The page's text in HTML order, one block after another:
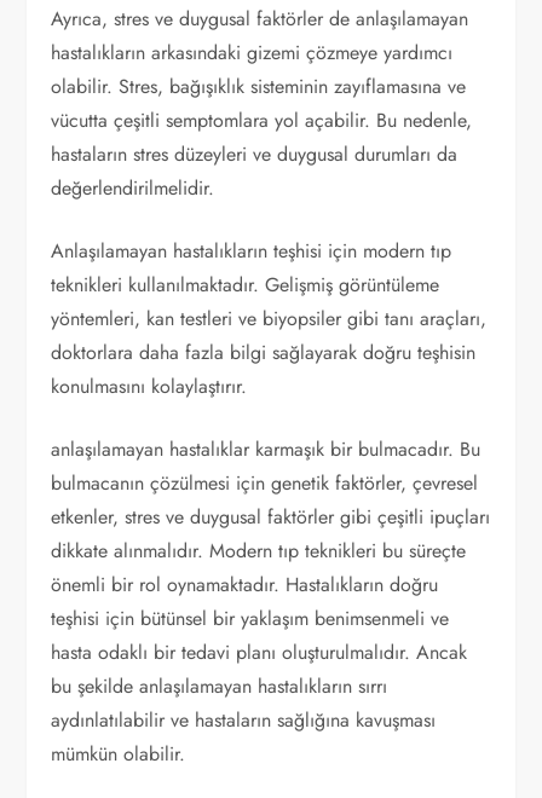
Ayrıca, stres ve duygusal faktörler de anlaşılamayan
hastalıkların arkasındaki gizemi çözmeye yardımcı
olabilir. Stres, bağışıklık sisteminin zayıflamasına ve
vücutta çeşitli semptomlara yol açabilir. Bu nedenle,
hastaların stres düzeyleri ve duygusal durumları da
değerlendirilmelidir.
Anlaşılamayan hastalıkların teşhisi için modern tıp
teknikleri kullanılmaktadır. Gelişmiş görüntüleme
yöntemleri, kan testleri ve biyopsiler gibi tanı araçları,
doktorlara daha fazla bilgi sağlayarak doğru teşhisin
konulmasını kolaylaştırır.
anlaşılamayan hastalıklar karmaşık bir bulmacadır. Bu
bulmacanın çözülmesi için genetik faktörler, çevresel
etkenler, stres ve duygusal faktörler gibi çeşitli ipuçları
dikkate alınmalıdır. Modern tıp teknikleri bu süreçte
önemli bir rol oynamaktadır. Hastalıkların doğru
teşhisi için bütünsel bir yaklaşım benimsenmeli ve
hasta odaklı bir tedavi planı oluşturulmalıdır. Ancak
bu şekilde anlaşılamayan hastalıkların sırrı
aydınlatılabilir ve hastaların sağlığına kavuşması
mümkün olabilir.